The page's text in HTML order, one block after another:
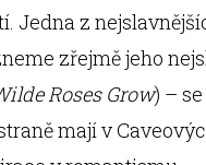
Jedna z
zřejmě jeho
Roses Grow) –
mají v